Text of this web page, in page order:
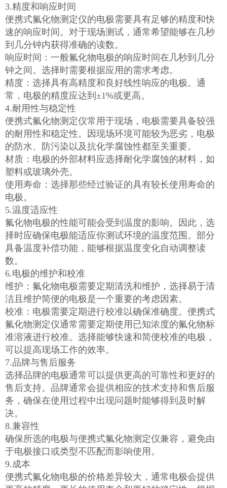
3.精度和响应时间
便携式氟化物测定仪的电极需要具有足够的精度和快
速的响应时间。对于现场测试，通常希望能够在几秒
到几分钟内获得准确的读数。
响应时间：一般氟化物电极的响应时间在几秒到几分
钟之间。选择时需要根据应用的需求考虑。
精度：选择具有高精度和良好线性响应的电极。通
常，电极的精度应达到±1%或更高。
4.耐用性与稳定性
便携式氟化物测定仪常用于现场，电极需要具备较强
的耐用性和稳定性。因现场环境可能较为恶劣，电极
的防水、防污染以及抗化学腐蚀性都至关重要。
材质：电极的外部材料应选择耐化学腐蚀的材料，如
塑料或玻璃外壳。
使用寿命：选择那些经过验证的具有较长使用寿命的
电极。
5.温度适应性
氟化物电极的性能可能会受到温度的影响。因此，选
择时应确保电极能适应你测试环境的温度范围。部分
具备温度补偿功能，能够根据温度变化自动调整读
数。
6.电极的维护和校准
维护：氟化物电极需要定期清洗和维护，选择易于清
洁且维护简便的电极是一个重要的考虑因素。
校准：电极需要定期进行校准以确保准确度。便携式
氟化物测定仪通常需要定期使用已知浓度的氟化物标
准溶液进行校准。选择能够快速和简便校准的电极，
可以提高现场工作的效率。
7.品牌与售后服务
选择品牌的电极通常可以提供更高的可靠性和更好的
售后支持。品牌通常会提供相应的技术支持和售后服
务，确保在使用过程中出现问题时能够得到及时解
决。
8.兼容性
确保所选的电极与便携式氟化物测定仪兼容，避免由
于电极接口或类型不匹配而影响使用。
9.成本
便携式氟化物电极的价格差异较大，通常电极会提供